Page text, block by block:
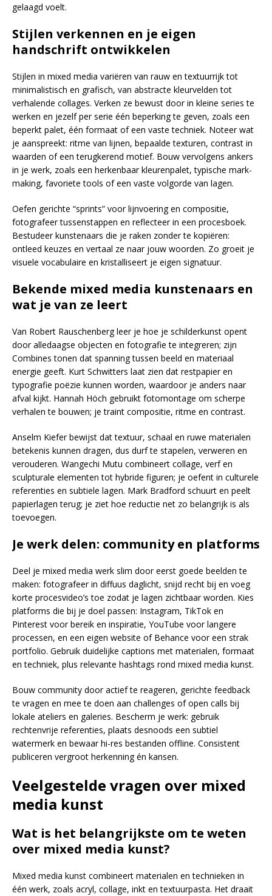
gelaagd voelt.
Stijlen verkennen en je eigen
handschrift ontwikkelen
Stijlen in mixed media variëren van rauw en textuurrijk tot
minimalistisch en grafisch, van abstracte kleurvelden tot
verhalende collages. Verken ze bewust door in kleine series te
werken en jezelf per serie één beperking te geven, zoals een
beperkt palet, één formaat of een vaste techniek. Noteer wat
je aanspreekt: ritme van lijnen, bepaalde texturen, contrast in
waarden of een terugkerend motief. Bouw vervolgens ankers
in je werk, zoals een herkenbaar kleurenpalet, typische mark-
making, favoriete tools of een vaste volgorde van lagen.
Oefen gerichte “sprints” voor lijnvoering en compositie,
fotografeer tussenstappen en reflecteer in een procesboek.
Bestudeer kunstenaars die je raken zonder te kopiëren:
ontleed keuzes en vertaal ze naar jouw woorden. Zo groeit je
visuele vocabulaire en kristalliseert je eigen signatuur.
Bekende mixed media kunstenaars en
wat je van ze leert
Van Robert Rauschenberg leer je hoe je schilderkunst opent
door alledaagse objecten en fotografie te integreren; zijn
Combines tonen dat spanning tussen beeld en materiaal
energie geeft. Kurt Schwitters laat zien dat restpapier en
typografie poëzie kunnen worden, waardoor je anders naar
afval kijkt. Hannah Höch gebruikt fotomontage om scherpe
verhalen te bouwen; je traint compositie, ritme en contrast.
Anselm Kiefer bewijst dat textuur, schaal en ruwe materialen
betekenis kunnen dragen, dus durf te stapelen, verweren en
verouderen. Wangechi Mutu combineert collage, verf en
sculpturale elementen tot hybride figuren; je oefent in culturele
referenties en subtiele lagen. Mark Bradford schuurt en peelt
papierlagen terug; je ziet hoe reductie net zo belangrijk is als
toevoegen.
Je werk delen: community en platforms
Deel je mixed media werk slim door eerst goede beelden te
maken: fotografeer in diffuus daglicht, snijd recht bij en voeg
korte procesvideo’s toe zodat je lagen zichtbaar worden. Kies
platforms die bij je doel passen: Instagram, TikTok en
Pinterest voor bereik en inspiratie, YouTube voor langere
processen, en een eigen website of Behance voor een strak
portfolio. Gebruik duidelijke captions met materialen, formaat
en techniek, plus relevante hashtags rond mixed media kunst.
Bouw community door actief te reageren, gerichte feedback
te vragen en mee te doen aan challenges of open calls bij
lokale ateliers en galeries. Bescherm je werk: gebruik
rechtenvrije referenties, plaats desnoods een subtiel
watermerk en bewaar hi-res bestanden offline. Consistent
publiceren vergroot herkenning én kansen.
Veelgestelde vragen over mixed
media kunst
Wat is het belangrijkste om te weten
over mixed media kunst?
Mixed media kunst combineert materialen en technieken in
één werk, zoals acryl, collage, inkt en textuurpasta. Het draait